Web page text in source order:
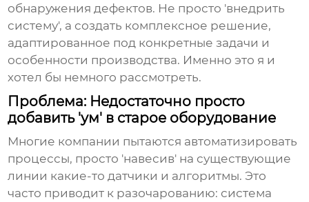
обнаружения дефектов. Не просто 'внедрить
систему', а создать комплексное решение,
адаптированное под конкретные задачи и
особенности производства. Именно это я и
хотел бы немного рассмотреть.
Проблема: Недостаточно просто
добавить 'ум' в старое оборудование
Многие компании пытаются автоматизировать
процессы, просто 'навесив' на существующие
линии какие-то датчики и алгоритмы. Это
часто приводит к разочарованию: система